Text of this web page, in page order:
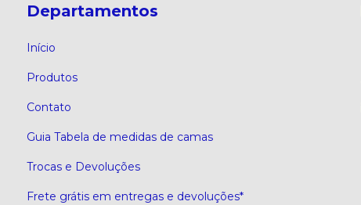
Departamentos
Início
Produtos
Contato
Guia Tabela de medidas de camas
Trocas e Devoluções
Frete grátis em entregas e devoluções*